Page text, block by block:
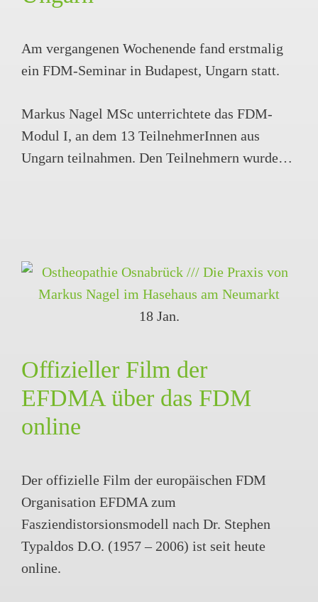
Am vergangenen Wochenende fand erstmalig
ein FDM-Seminar in Budapest, Ungarn statt.
Markus Nagel MSc unterrichtete das FDM-
Modul I, an dem 13 TeilnehmerInnen aus
Ungarn teilnahmen. Den Teilnehmern wurde…
18Jan.
Offizieller Film der
EFDMA über das FDM
online
Der offizielle Film der europäischen FDM
Organisation EFDMA zum
Fasziendistorsionsmodell nach Dr. Stephen
Typaldos D.O. (1957 – 2006) ist seit heute
online.